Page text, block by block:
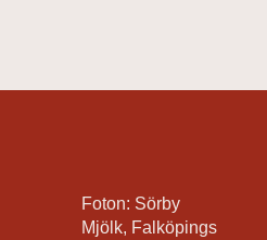
Foton: Sörby
Mjölk, Falköpings